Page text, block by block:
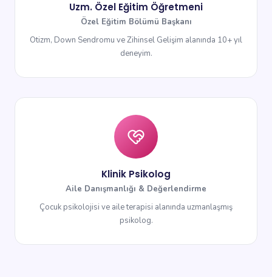
Uzm. Özel Eğitim Öğretmeni
Özel Eğitim Bölümü Başkanı
Otizm, Down Sendromu ve Zihinsel Gelişim alanında 10+ yıl
deneyim.
Klinik Psikolog
Aile Danışmanlığı & Değerlendirme
Çocuk psikolojisi ve aile terapisi alanında uzmanlaşmış
psikolog.